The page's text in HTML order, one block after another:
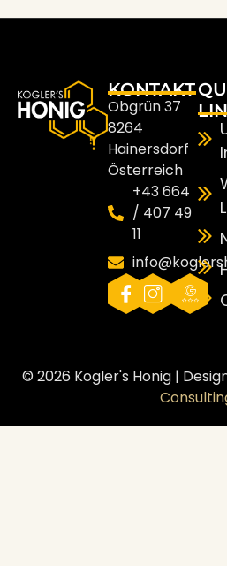
KONTAKT
Obgrün 37
8264
Hainersdorf
Österreich
+43 664
/ 407 49
11
© 2026 Kogler's Honig |